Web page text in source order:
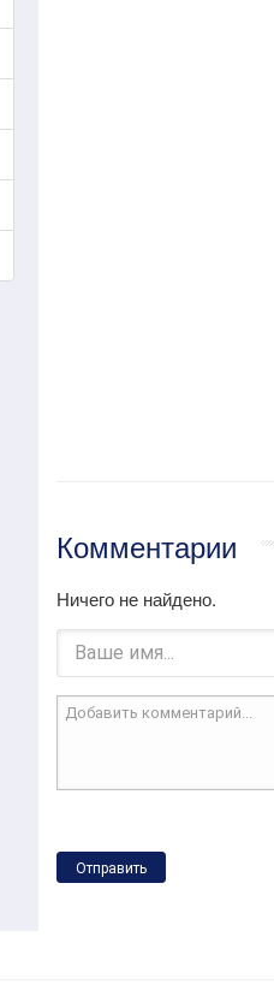
Комментарии
Ничего не найдено.
Отправить